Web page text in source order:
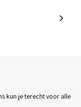
kun je terecht voor alle